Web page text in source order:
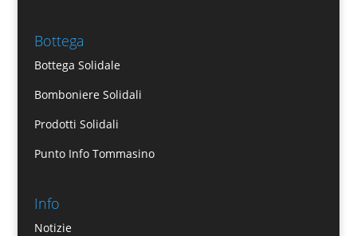
Bottega
Bottega Solidale
Bomboniere Solidali
Prodotti Solidali
Punto Info Tommasino
Info
Notizie